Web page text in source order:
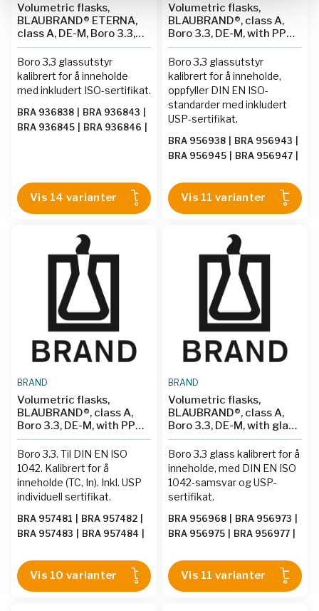
Volumetric flasks,
BLAUBRAND® ETERNA,
class A, DE-M, Boro 3.3,
with PP stopper, ISO
individual certificate
Boro 3.3 glassutstyr
kalibrert for å inneholde
med inkludert ISO-sertifikat.
BRA 936838 BRA 936843
BRA 936845
BRA 936846
BRA 936851
BRA 936852|
BRA 936853| BRA 936854
Vis 14 varianter
Volumetric flasks,
BLAUBRAND®, class A,
Boro 3.3, DE-M, with PP
stopper, USP individual
certificate
Boro 3.3 glassutstyr
kalibrert for å inneholde,
oppfyller DIN EN ISO-
standarder med inkludert
USP-sertifikat.
BRA 956938 BRA 956943
BRA 956945
BRA 956947
BRA 956950|BRA 956951|
BRA 956952 | BRA 956953
BRA 956954
Vis 11 varianter
BRAND
Volumetric flasks,
BLAUBRAND®, class A,
Boro 3.3, DE-M, with PP
stopper, amber, USP
individual certificate
Boro 3.3. Til DIN EN ISO
1042. Kalibrert for å
inneholde (TC, In). Inkl. USP
individuell sertifikat.
BRA 957481 BRA 957482
BRA 957483
BRA 957484
BRA 957488|BRA 957489|
BRA 957490 |BRA 957491
Vis 10 varianter
BRAND
Volumetric flasks,
BLAUBRAND®, class A,
Boro 3.3, DE-M, with glass
stopper, USP individual
certificate
Boro 3.3 glass kalibrert for å
inneholde, med DIN EN ISO
1042-samsvar og USP-
sertifikat.
BRA 956968 BRA 956973
BRA 956975
BRA 956977
BRA 956980|BRA 956981|
BRA 956982 | BRA 956983
BRA 956984
Vis 11 varianter